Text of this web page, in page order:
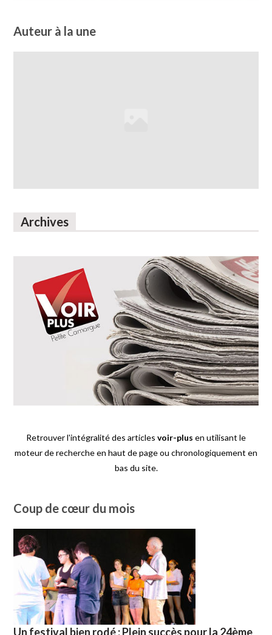
Auteur à la une
Archives
Retrouver l'intégralité des articles voir-plus en utilisant le
moteur de recherche en haut de page ou chronologiquement en
bas du site.
Coup de cœur du mois
Un festival bien rodé : Plein succès pour la 24ème